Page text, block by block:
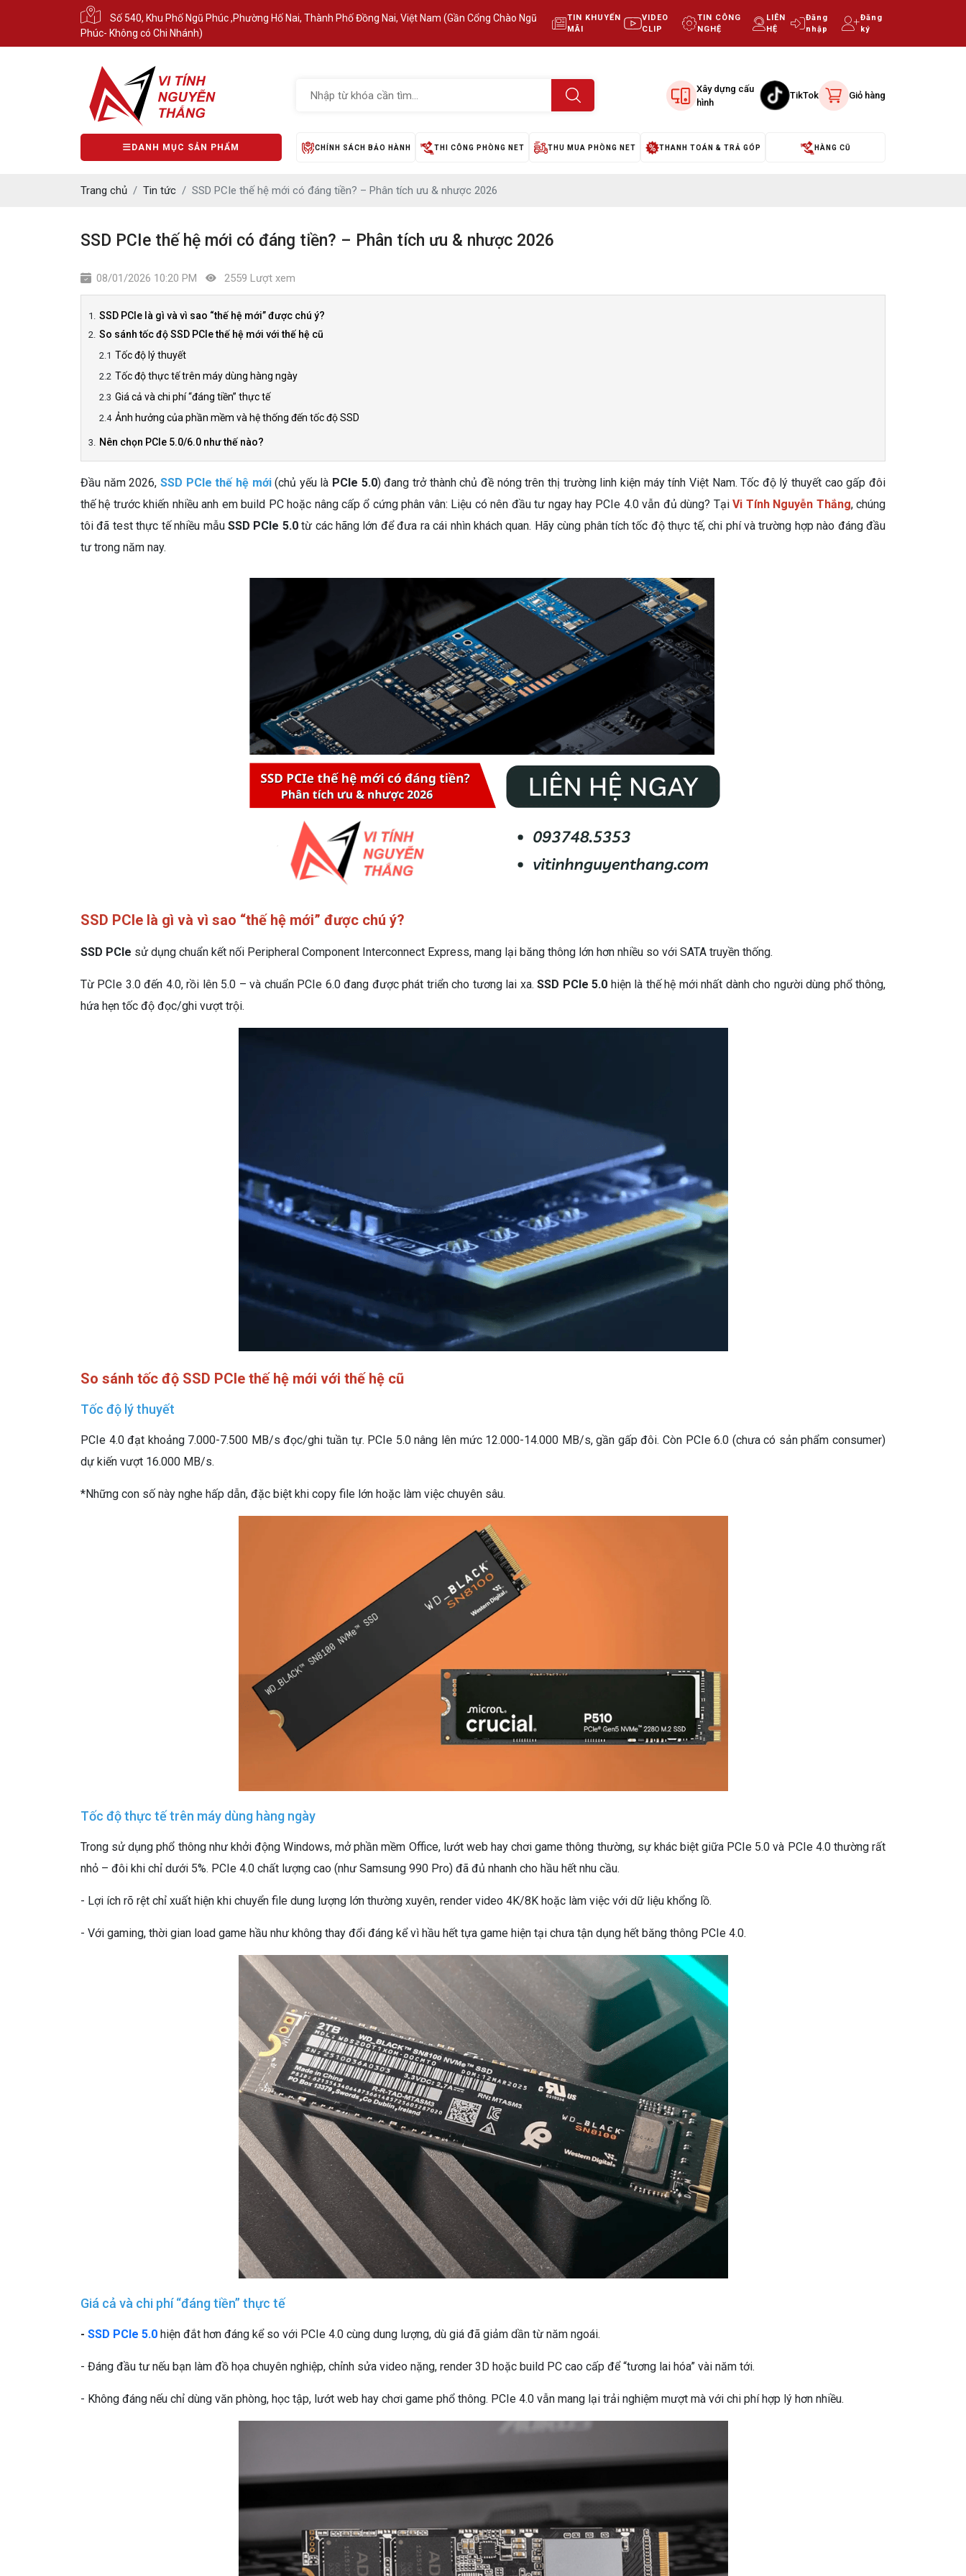
Số 540, Khu Phố Ngũ Phúc ,Phường Hố Nai, Thành Phố Đồng Nai, Việt Nam (Gần Cổng Chào Ngũ
Phúc- Không có Chi Nhánh)
TIN KHUYẾN
MÃI
VIDEO
CLIP
TIN CÔNG
NGHỆ
LIÊN
HỆ
Đăng
nhập
Đăng
ký
Xây dựng cấu
hình
TikTok Giỏ hàng
DANH MỤC SẢN PHẨM CHÍNH SÁCH BẢO HÀNH THI CÔNG PHÒNG NET THU MUA PHÒNG NET THANH TOÁN & TRẢ GÓP HÀNG CŨ
Trang chủ Tin tức SSD PCIe thế hệ mới có đáng tiền? – Phân tích ưu & nhược 2026
SSD PCIe thế hệ mới có đáng tiền? – Phân tích ưu & nhược 2026
08/01/2026 10:20 PM 2559 Lượt xem
SSD PCIe là gì và vì sao “thế hệ mới” được chú ý?
So sánh tốc độ SSD PCIe thế hệ mới với thế hệ cũ
Tốc độ lý thuyết
Tốc độ thực tế trên máy dùng hàng ngày
Giá cả và chi phí “đáng tiền” thực tế
Ảnh hưởng của phần mềm và hệ thống đến tốc độ SSD
Nên chọn PCIe 5.0/6.0 như thế nào?
Đầu năm 2026, SSD PCIe thế hệ mới(chủ yếu là PCIe 5.0) đang trở thành chủ đề nóng trên thị trường linh kiện máy tính Việt Nam. Tốc độ lý thuyết cao gấp đôi
thế hệ trước khiến nhiều anh em build PC hoặc nâng cấp ổ cứng phân vân: Liệu có nên đầu tư ngay hay PCIe 4.0 vẫn đủ dùng? TạiVi Tính Nguyễn Thắng, chúng
tôi đã test thực tế nhiều mẫu SSD PCIe 5.0từ các hãng lớn để đưa ra cái nhìn khách quan. Hãy cùng phân tích tốc độ thực tế, chi phí và trường hợp nào đáng đầu
tư trong năm nay.
SSD PCIe là gì và vì sao “thế hệ mới” được chú ý?
SSD PCIe sử dụng chuẩn kết nối Peripheral Component Interconnect Express, mang lại băng thông lớn hơn nhiều so với SATA truyền thống.
Từ PCIe 3.0 đến 4.0, rồi lên 5.0 – và chuẩn PCIe 6.0 đang được phát triển cho tương lai xa.SSD PCIe 5.0 hiện là thế hệ mới nhất dành cho người dùng phổ thông,
hứa hẹn tốc độ đọc/ghi vượt trội.
So sánh tốc độ SSD PCIe thế hệ mới với thế hệ cũ
Tốc độ lý thuyết
PCIe 4.0 đạt khoảng 7.000-7.500 MB/s đọc/ghi tuần tự. PCIe 5.0 nâng lên mức 12.000-14.000 MB/s, gần gấp đôi. Còn PCIe 6.0 (chưa có sản phẩm consumer)
dự kiến vượt 16.000 MB/s.
*Những con số này nghe hấp dẫn, đặc biệt khi copy file lớn hoặc làm việc chuyên sâu.
Tốc độ thực tế trên máy dùng hàng ngày
Trong sử dụng phổ thông như khởi động Windows, mở phần mềm Office, lướt web hay chơi game thông thường, sự khác biệt giữa PCIe 5.0 và PCIe 4.0 thường rất
nhỏ – đôi khi chỉ dưới 5%. PCIe 4.0 chất lượng cao (như Samsung 990 Pro) đã đủ nhanh cho hầu hết nhu cầu.
- Lợi ích rõ rệt chỉ xuất hiện khi chuyển file dung lượng lớn thường xuyên, render video 4K/8K hoặc làm việc với dữ liệu khổng lồ.
- Với gaming, thời gian load game hầu như không thay đổi đáng kể vì hầu hết tựa game hiện tại chưa tận dụng hết băng thông PCIe 4.0.
Giá cả và chi phí “đáng tiền” thực tế
- SSD PCIe 5.0 hiện đắt hơn đáng kể so với PCIe 4.0 cùng dung lượng, dù giá đã giảm dần từ năm ngoái.
- Đáng đầu tư nếu bạn làm đồ họa chuyên nghiệp, chỉnh sửa video nặng, render 3D hoặc build PC cao cấp để “tương lai hóa” vài năm tới.
- Không đáng nếu chỉ dùng văn phòng, học tập, lướt web hay chơi game phổ thông. PCIe 4.0 vẫn mang lại trải nghiệm mượt mà với chi phí hợp lý hơn nhiều.